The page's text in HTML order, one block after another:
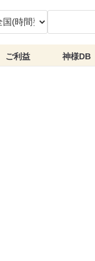
ご利益 神様DB